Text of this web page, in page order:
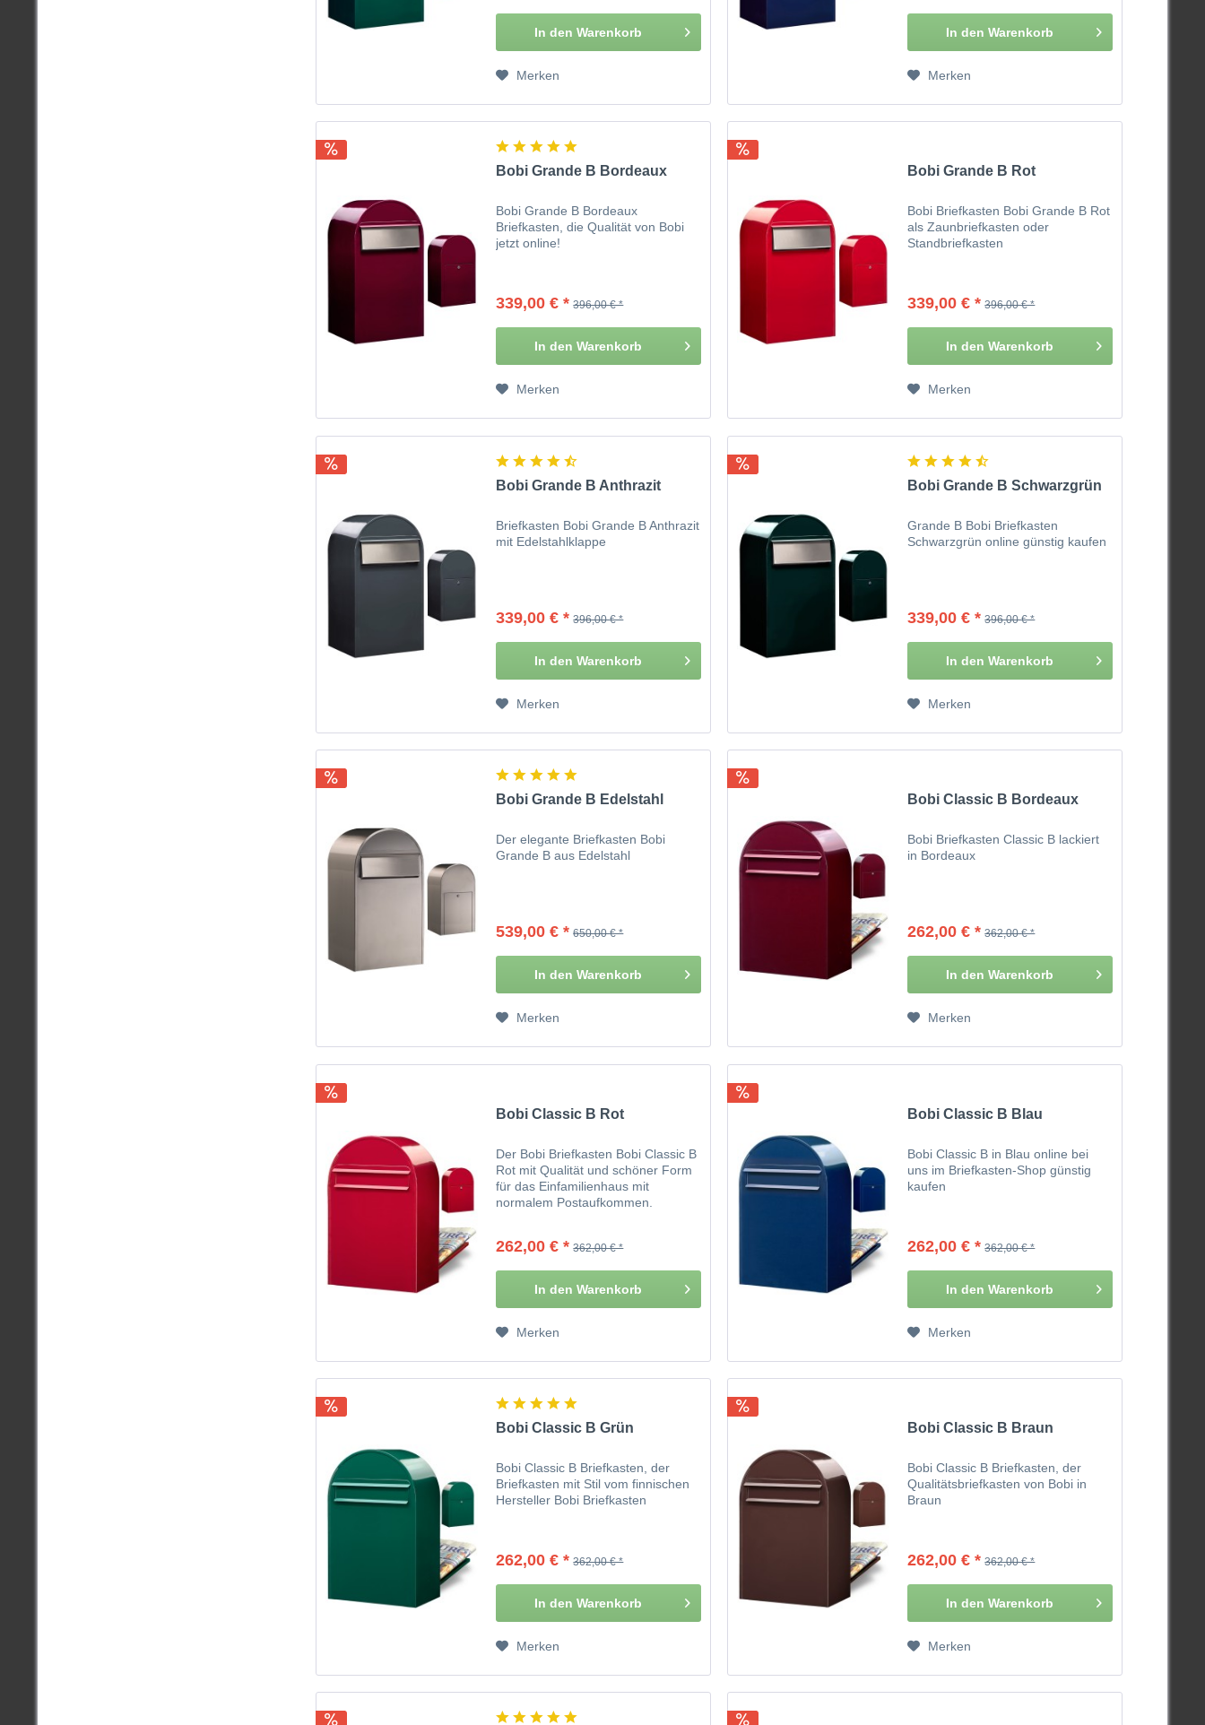
In den Warenkorb
Merken
In den Warenkorb
Merken
Bobi Grande B Bordeaux
Bobi Grande B Bordeaux
Briefkasten, die Qualität von Bobi
jetzt online!
339,00 € * 396,00 € *
In den Warenkorb
Merken
Bobi Grande B Rot
Bobi Briefkasten Bobi Grande B Rot
als Zaunbriefkasten oder
Standbriefkasten
339,00 € * 396,00 € *
In den Warenkorb
Merken
Bobi Grande B Anthrazit
Briefkasten Bobi Grande B Anthrazit
mit Edelstahlklappe
339,00 € * 396,00 € *
In den Warenkorb
Merken
Bobi Grande B Schwarzgrün
Grande B Bobi Briefkasten
Schwarzgrün online günstig kaufen
339,00 € * 396,00 € *
In den Warenkorb
Merken
Bobi Grande B Edelstahl
Der elegante Briefkasten Bobi
Grande B aus Edelstahl
539,00 € * 650,00 € *
In den Warenkorb
Merken
Bobi Classic B Bordeaux
Bobi Briefkasten Classic B lackiert
in Bordeaux
262,00 € * 362,00 € *
In den Warenkorb
Merken
Bobi Classic B Rot
Der Bobi Briefkasten Bobi Classic B
Rot mit Qualität und schöner Form
für das Einfamilienhaus mit
normalem Postaufkommen.
262,00 € * 362,00 € *
In den Warenkorb
Merken
Bobi Classic B Blau
Bobi Classic B in Blau online bei
uns im Briefkasten-Shop günstig
kaufen
262,00 € * 362,00 € *
In den Warenkorb
Merken
Bobi Classic B Grün
Bobi Classic B Briefkasten, der
Briefkasten mit Stil vom finnischen
Hersteller Bobi Briefkasten
262,00 € * 362,00 € *
In den Warenkorb
Merken
Bobi Classic B Braun
Bobi Classic B Briefkasten, der
Qualitätsbriefkasten von Bobi in
Braun
262,00 € * 362,00 € *
In den Warenkorb
Merken